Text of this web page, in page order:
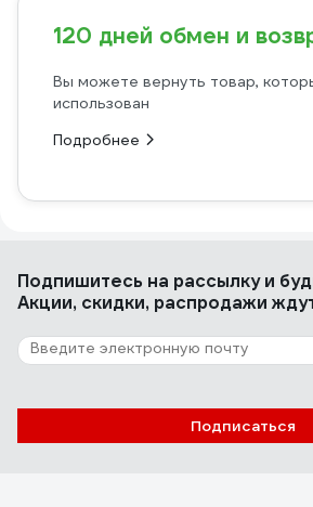
120 дней обмен и
Вы можете вернуть товар,
использован
Подробнее
Подпишитесь на рассылкуи
Акции, скидки, распродажи
Подписаться